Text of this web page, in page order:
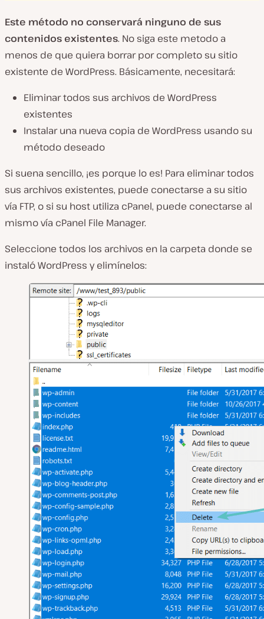
Este método no conservará ninguno de sus
contenidos existentes. No siga este metodo a
menos de que quiera borrar por completo su sitio
existente de WordPress. Básicamente, necesitará:
Eliminar todos sus archivos de WordPress
existentes
Instalar una nueva copia de WordPress usando su
método deseado
Si suena sencillo, ¡es porque lo es! Para eliminar todos
sus archivos existentes, puede conectarse a su sitio
vía FTP, o si su host utiliza cPanel, puede conectarse al
mismo vía cPanel File Manager.
Seleccione todos los archivos en la carpeta donde se
instaló WordPress y elimínelos: